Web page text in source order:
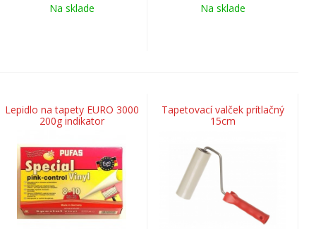
Na sklade Na sklade
Lepidlo na tapety EURO 3000
200g indikator
Tapetovací valček prítlačný
15cm